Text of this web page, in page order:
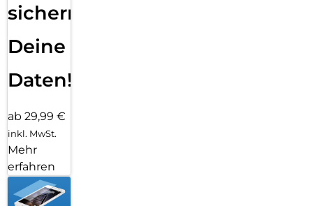
sichern
Deine
Daten!
ab 29,99 €
inkl. MwSt.
Mehr
erfahren